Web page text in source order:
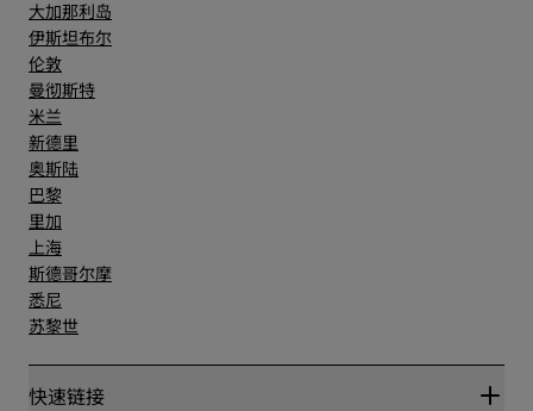
大加那利岛
伊斯坦布尔
伦敦
曼彻斯特
米兰
新德里
奥斯陆
巴黎
里加
上海
斯德哥尔摩
悉尼
苏黎世
快速链接